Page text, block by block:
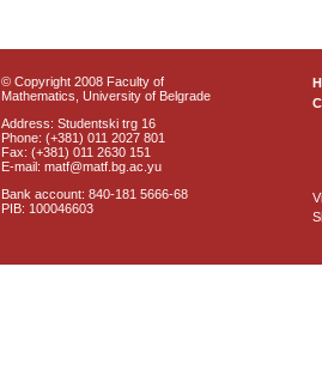
© Copyright 2008 Faculty of
Mathematics, University of Belgrade
Address: Studentski trg 16
Phone: (+381) 011 2027 801
Fax: (+381) 011 2630 151
E-mail: matf@matf.bg.ac.yu
Bank account: 840-181 5666-68
PIB: 100046603